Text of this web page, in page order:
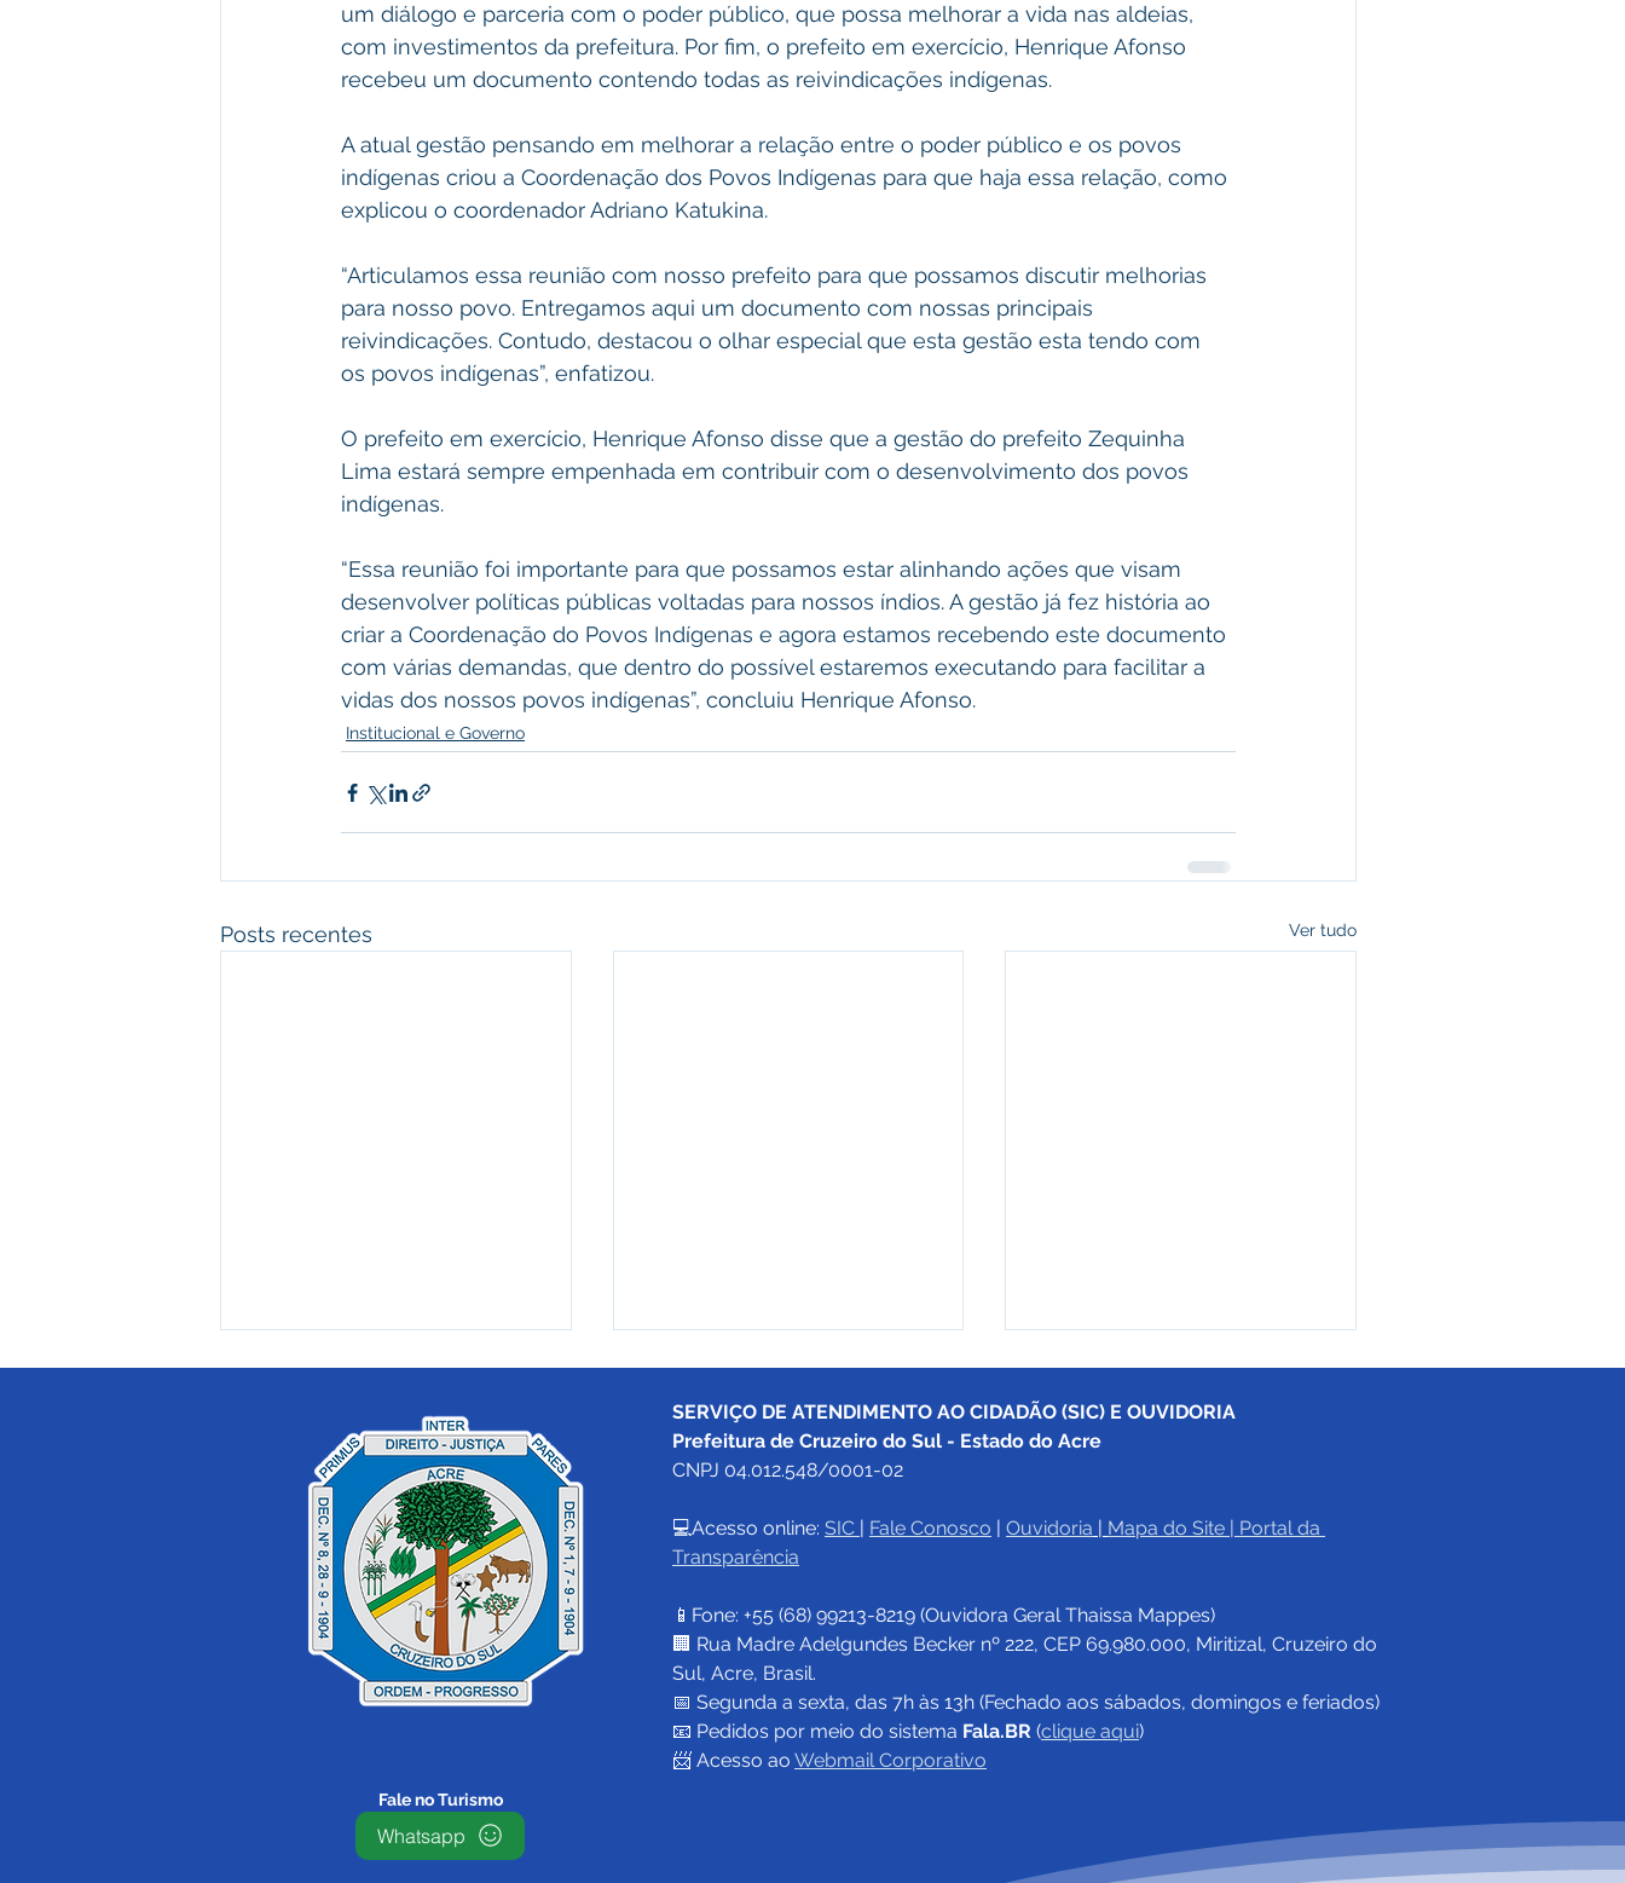
um diálogo e parceria com o poder público, que possa melhorar a vida nas aldeias,
com investimentos da prefeitura. Por fim, o prefeito em exercício, Henrique Afonso
recebeu um documento contendo todas as reivindicações indígenas.
A atual gestão pensando em melhorar a relação entre o poder público e os povos
indígenas criou a Coordenação dos Povos Indígenas para que haja essa relação, como
explicou o coordenador Adriano Katukina.
“Articulamos essa reunião com nosso prefeito para que possamos discutir melhorias
para nosso povo. Entregamos aqui um documento com nossas principais
reivindicações. Contudo, destacou o olhar especial que esta gestão esta tendo com
os povos indígenas”, enfatizou.
O prefeito em exercício, Henrique Afonso disse que a gestão do prefeito Zequinha
Lima estará sempre empenhada em contribuir com o desenvolvimento dos povos
indígenas.
“Essa reunião foi importante para que possamos estar alinhando ações que visam
desenvolver políticas públicas voltadas para nossos índios. A gestão já fez história ao
criar a Coordenação do Povos Indígenas e agora estamos recebendo este documento
com várias demandas, que dentro do possível estaremos executando para facilitar a
vidas dos nossos povos indígenas”, concluiu Henrique Afonso.
Institucional e Governo
Posts recentes Ver tudo
Prefeito Zequinha Lima e
Delcimar Leite são
diplomados em solenidade
no Teatro dos Náuas
Comunicado: Site e redes
Municipal de Cruzeiro do
Sul serão ajustados para
atender à legislação
eleitoral 2024
Segurança Alimentar
SERVIÇO DE ATENDIMENTO AO CIDADÃO (SIC) E OUVIDORIA
Prefeitura de Cruzeiro do Sul - Estado do Acre
CNPJ 04.012.548/0001-02
💻Acesso online: SIC | Fale Conosco | Ouvidoria | Mapa do Site | Portal da
Transparência
📱Fone: +55 (68) 99213-8219 (Ouvidora Geral Thaissa Mappes)
🏢 Rua Madre Adelgundes Becker nº 222, CEP 69.980.000, Miritizal, Cruzeiro do
Sul, Acre, Brasil.
📅 Segunda a sexta, das 7h às 13h (Fechado aos sábados, domingos e feriados)
📧 Pedidos por meio do sistema Fala.BR (clique aqui)
📨 Acesso ao Webmail Corporativo
Fale no Turismo
Whatsapp